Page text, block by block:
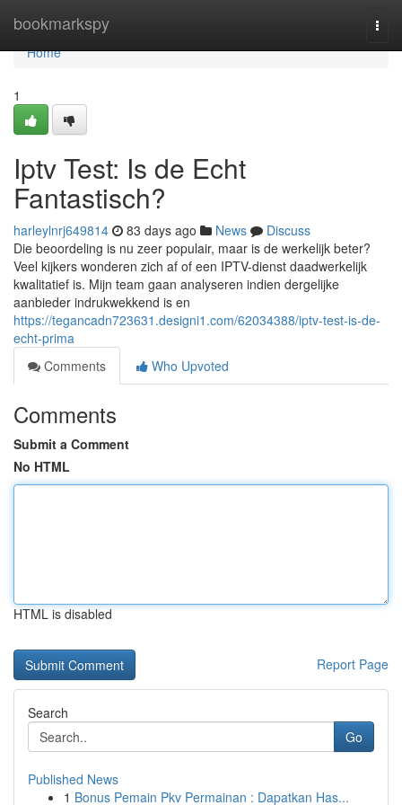
bookmarkspy
Home
Home
1
Iptv Test: Is de Echt
Fantastisch?
harleylnrj649814 83 days ago News
Discuss
Die beoordeling is nu zeer populair, maar is de werkelijk beter?
Veel kijkers wonderen zich af of een IPTV-dienst daadwerkelijk
kwalitatief is. Mijn team gaan analyseren indien dergelijke
aanbieder indrukwekkend is en
https://tegancadn723631.designi1.com/62034388/iptv-test-is-de-
echt-prima
Comments
Who Upvoted
Comments
Submit a Comment
No HTML
HTML is disabled
Report Page
Search
Go
Published News
1 Bonus Pemain Pkv Permainan : Dapatkan Has...